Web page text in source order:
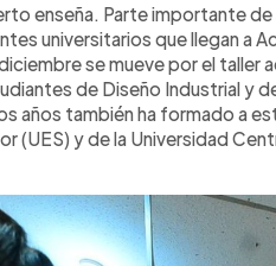
enseña. Parte importante de
universitarios que llegan a
se mueve por el taller
de Diseño Industrial y
años también ha formado a
(UES) y de la Universidad